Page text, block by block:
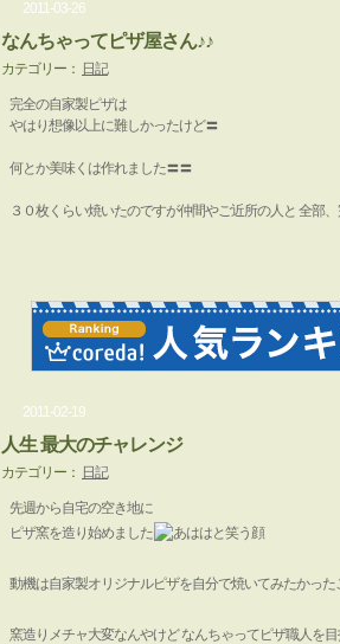
2011-03-26
なんちゃってピザ屋さん♪♪
カテゴリー： 日記
完全の自家製ピザは
やはり想像以上に難しかったけど〓
何とか美味くは作れました〓〓
３０枚くらい焼いたのですが仲間やご近所の人と 全部
2011-02-19
人生 最大のチャレンジ
カテゴリー： 日記
先週から自宅の空き地に
ピザ窯を造り始めました
動機は自家製オリジナルピザを自分で焼いてみたかった
窯造りメチャ大変なんやけど なんちゃってピザ職人を目